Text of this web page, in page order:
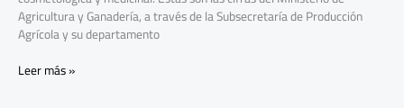
Agricultura y Ganadería, a través de la Subsecretaría de Producción
Agrícola y su departamento
Leer más »